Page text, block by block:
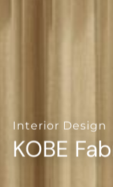
Interior Design
KOBE